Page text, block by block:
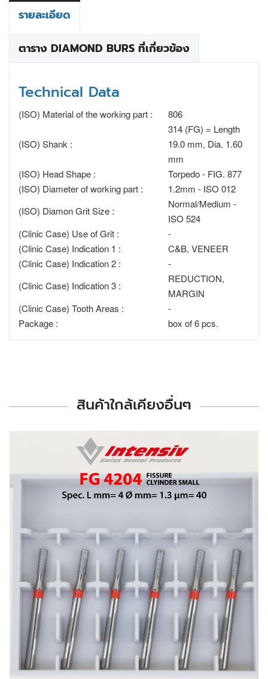
รายละเอียด
ตาราง DIAMOND BURS ที่เกี่ยวข้อง
Technical Data
(ISO) Material of the working part : 806
(ISO) Shank :
314 (FG) = Length
19.0 mm, Dia. 1.60
mm
(ISO) Head Shape :
Torpedo - FIG. 877
(ISO) Diameter of working part :
1.2mm - ISO 012
(ISO) Diamon Grit Size :
Normal/Medium -
ISO 524
(Clinic Case) Use of Grit :
-
(Clinic Case) Indication 1 :
C&B, VENEER
(Clinic Case) Indication 2 :
-
(Clinic Case) Indication 3 :
REDUCTION,
MARGIN
(Clinic Case) Tooth Areas :
-
Package :
box of 6 pcs.
สินค้าใกล้เคียงอื่นๆ